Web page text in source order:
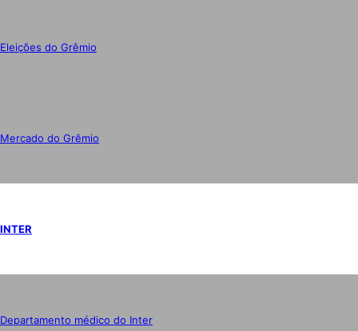
Eleições do Grêmio
Mercado do Grêmio
INTER
Departamento médico do Inter